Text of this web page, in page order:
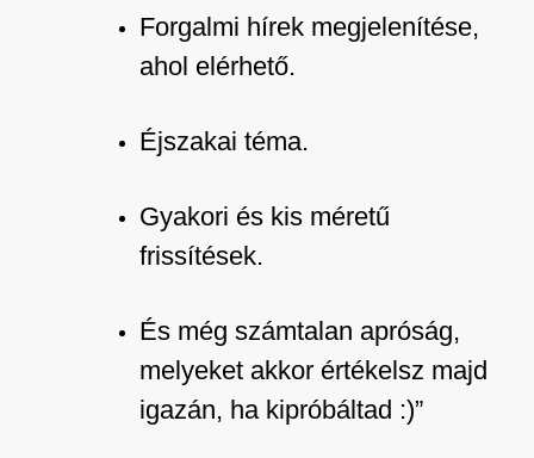
Forgalmi hírek megjelenítése,
ahol elérhető.
Éjszakai téma.
Gyakori és kis méretű
frissítések.
És még számtalan apróság,
melyeket akkor értékelsz majd
igazán, ha kipróbáltad :)”